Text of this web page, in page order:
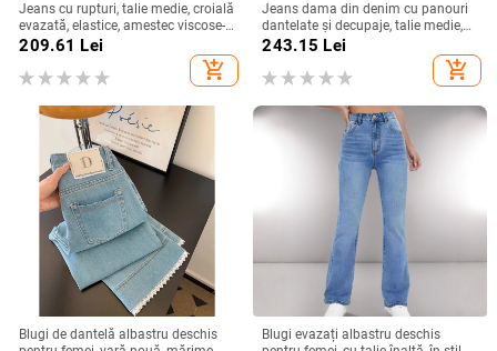
Jeans cu rupturi, talie medie, croială
evazată, elastice, amestec viscose-
poliester, finisaj spălat, stil urban
209.61 Lei
add_shopping_cart
Jeans dama din denim cu panouri
dantelate și decupaje, talie medie,
croială slim
243.15 Lei
add_shopping_cart
Blugi de dantelă albastru deschis
Blugi evazați albastru deschis